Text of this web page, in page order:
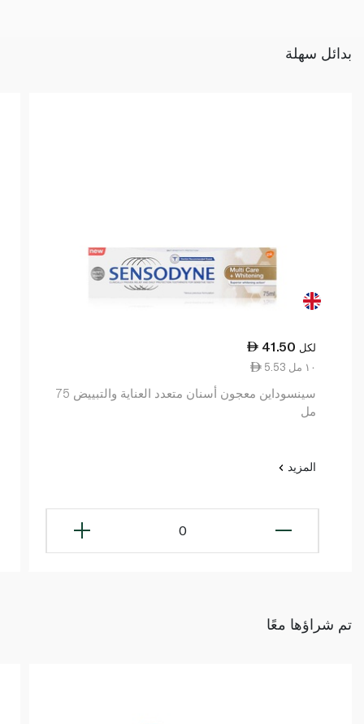
بدائل سهلة
41.50 لكل
5.53 ١٠ مل
سينسوداين معجون أسنان متعدد العناية والتبييض 75
مل
المزيد
0
تم شراؤها معًا